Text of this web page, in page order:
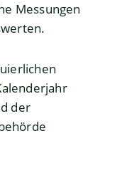
Messungen
der